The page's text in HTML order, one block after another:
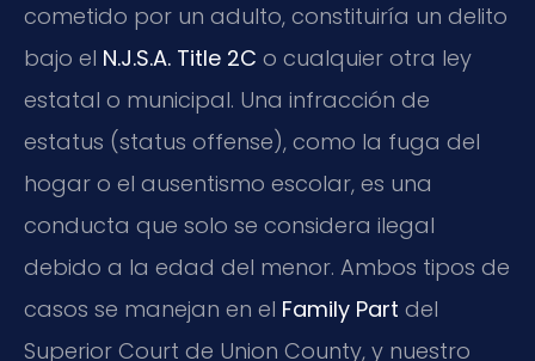
cometido por un adulto, constituiría un delito
bajo el N.J.S.A. Title 2C o cualquier otra ley
estatal o municipal. Una infracción de
estatus (status offense), como la fuga del
hogar o el ausentismo escolar, es una
conducta que solo se considera ilegal
debido a la edad del menor. Ambos tipos de
casos se manejan en el Family Part del
Superior Court de Union County, y nuestro